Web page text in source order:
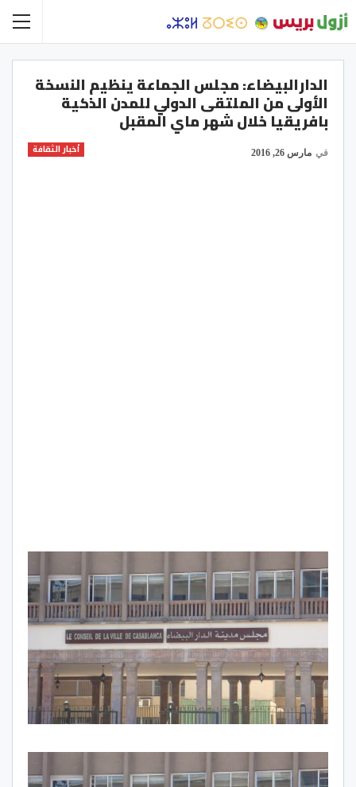
الدارالبيضاء: مجلس الجماعة ينظيم النسخة
الأولى من الملتقى الدولي للمدن الذكية
بافريقيا خلال شهر ماي المقبل
أخبار الثقافة في مارس 26, 2016